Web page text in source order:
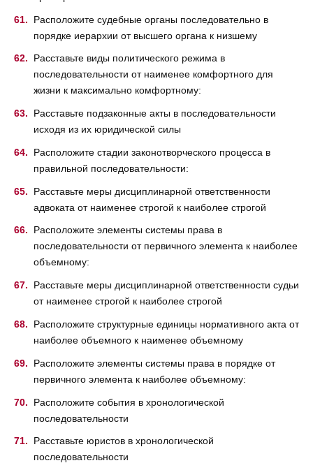
Расположите судебные органы последовательно в
порядке иерархии от высшего органа к низшему
Расставьте виды политического режима в
последовательности от наименее комфортного для
жизни к максимально комфортному:
Расставьте подзаконные акты в последовательности
исходя из их юридической силы
Расположите стадии законотворческого процесса в
правильной последовательности:
Расставьте меры дисциплинарной ответственности
адвоката от наименее строгой к наиболее строгой
Расположите элементы системы права в
последовательности от первичного элемента к наиболее
объемному:
Расставьте меры дисциплинарной ответственности судьи
от наименее строгой к наиболее строгой
Расположите структурные единицы нормативного акта от
наиболее объемного к наименее объемному
Расположите элементы системы права в порядке от
первичного элемента к наиболее объемному:
Расположите события в хронологической
последовательности
Расставьте юристов в хронологической
последовательности